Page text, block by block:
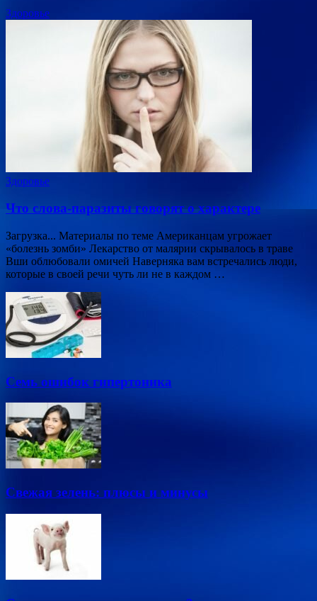
Здоровье
Здоровье
Что слова-паразиты говорят о характере
Загрузка... Материалы по теме Американцам угрожает
«болезнь зомби» Лекарство от малярии скрывалось в траве
Вши облюбовали омичей Наверняка вам встречались люди,
которые в своей речи чуть ли не в каждом …
Семь ошибок гипертоника
Свежая зелень: плюсы и минусы